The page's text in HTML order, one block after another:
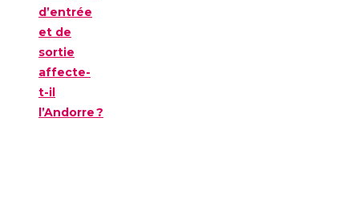
d’entrée
et de
sortie
affecte-
t-il
l’Andorre ?